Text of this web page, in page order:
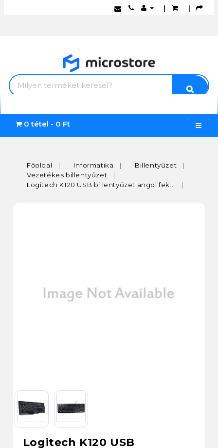
| |
0 tétel - 0 Ft
Főoldal Informatika
Billentyűzet
Vezetékes billentyűzet
Logitech K120 USB billentyűzet angol fek...
Logitech K120 USB